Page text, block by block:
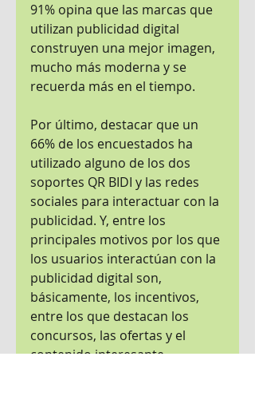
91% opina que las marcas que
utilizan publicidad digital
construyen una mejor imagen,
mucho más moderna y se
recuerda más en el tiempo.
Por último, destacar que un
66% de los encuestados ha
utilizado alguno de los dos
soportes QR BIDI y las redes
sociales para interactuar con la
publicidad. Y, entre los
principales motivos por los que
los usuarios interactúan con la
publicidad digital son,
básicamente, los incentivos,
entre los que destacan los
concursos, las ofertas y el
contenido interesante.